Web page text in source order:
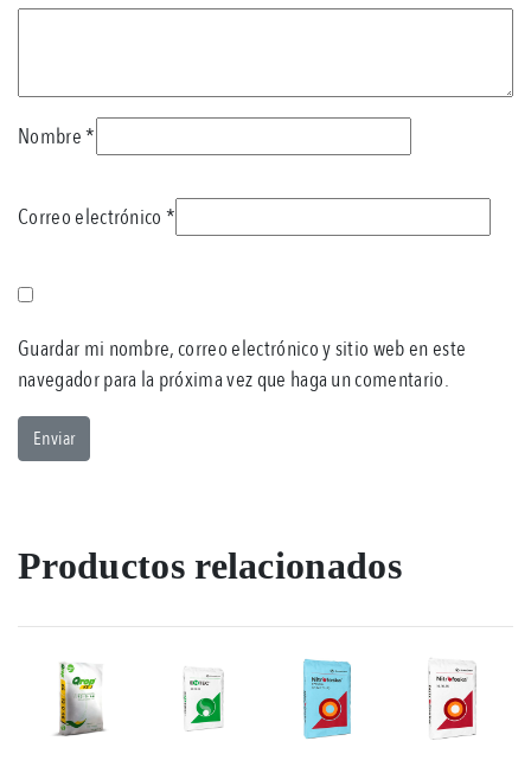
Nombre*
Correo electrónico*
Guardar mi nombre, correo electrónico y sitio web en este
navegador para la próxima vez que haga un comentario.
Productos relacionados